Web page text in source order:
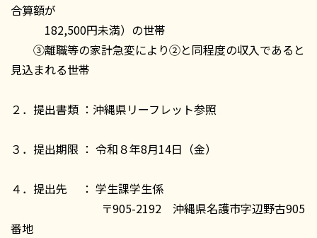
合算額が
182,500円未満）の世帯
③離職等の家計急変により②と同程度の収入であると
見込まれる世帯
２．提出書類 ：沖縄県リーフレット参照
３．提出期限 ： 令和８年8月14日（金）
４．提出先 ： 学生課学生係
〒905-2192 沖縄県名護市字辺野古905
番地